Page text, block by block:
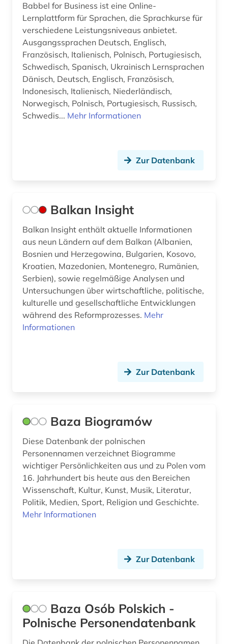
kulturgeschichte (4)
kulturwissenschaften (2)
kunst (7)
kunstgeschichte (1)
künstlerdatenbank (1)
künstlerinnen (1)
lehnwort (3)
leontev (1)
lermontov (1)
lettland (1)
lexikologie (1)
lexikon (3)
liguistik (1)
linguistik (14)
literarische zeitschrift (3)
literarischer verlag (1)
literaturwissenschaft (18)
lusitanistik (5)
lyrik (2)
länderkunde (1)
mandarin (1)
marketing (1)
Babbel for Business ist eine Online-
Lernplattform für Sprachen, die Sprachkurse für
verschiedene Leistungsniveaus anbietet.
Ausgangssprachen Deutsch, Englisch,
Französisch, Italienisch, Polnisch, Portugiesisch,
Schwedisch, Spanisch, Ukrainisch Lernsprachen
Dänisch, Deutsch, Englisch, Französisch,
Indonesisch, Italienisch, Niederländisch,
Norwegisch, Polnisch, Portugiesisch, Russisch,
Schwedis... Mehr Informationen
Zur Datenbank
Balkan Insight
Balkan Insight enthält aktuelle Informationen
aus neun Ländern auf dem Balkan (Albanien,
Bosnien und Herzegowina, Bulgarien, Kosovo,
Kroatien, Mazedonien, Montenegro, Rumänien,
Serbien), sowie regelmäßige Analysen und
Untersuchungen über wirtschaftliche, politische,
kulturelle und gesellschaftliche Entwicklungen
während des Reformprozesses. Mehr
Informationen
Zur Datenbank
Baza Biogramów
Diese Datenbank der polnischen
Personennamen verzeichnet Biogramme
wichtiger Persönlichkeiten aus und zu Polen vom
16. Jahrhundert bis heute aus den Bereichen
Wissenschaft, Kultur, Kunst, Musik, Literatur,
Politik, Medien, Sport, Religion und Geschichte.
Mehr Informationen
Zur Datenbank
Baza Osób Polskich -
Polnische Personendatenbank